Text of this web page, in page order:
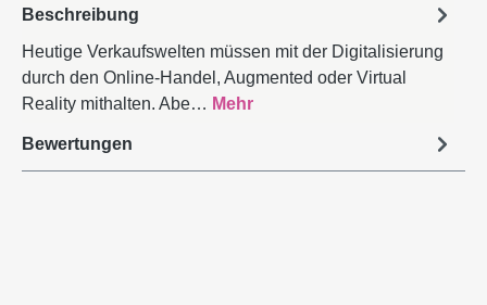
Beschreibung
Heutige Verkaufswelten müssen mit der Digitalisierung
durch den Online-Handel, Augmented oder Virtual
Reality mithalten. Abe… Mehr
Bewertungen